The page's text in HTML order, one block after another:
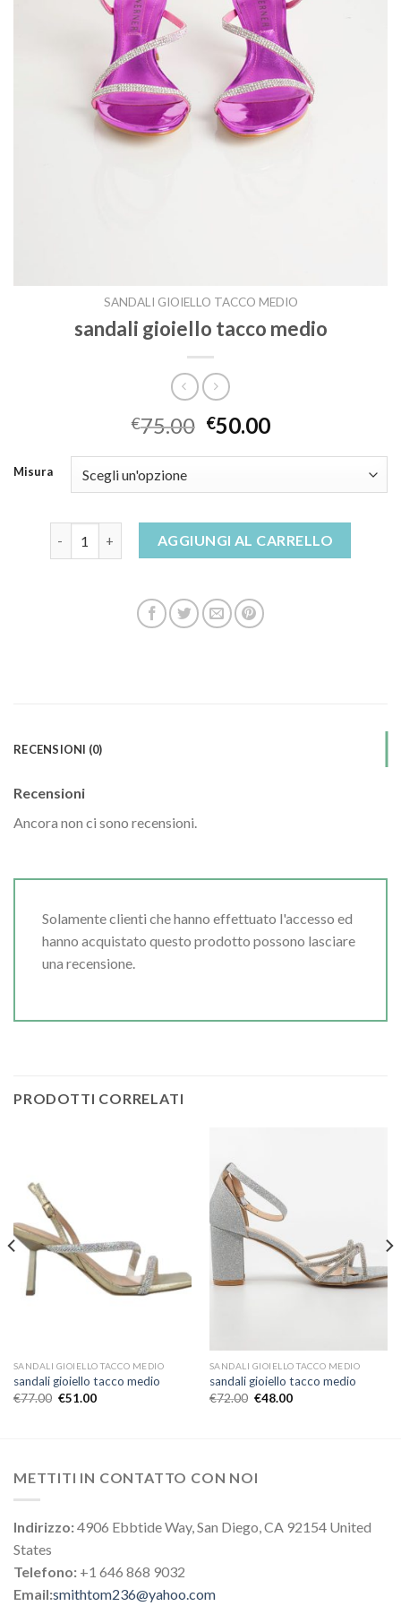
SANDALI GIOIELLO TACCO MEDIO
sandali gioiello tacco medio
€75.00 €50.00
Misura
sandali gioiello tacco medio quantità
AGGIUNGI AL CARRELLO
RECENSIONI (0)
Recensioni
Ancora non ci sono recensioni.
Solamente clienti che hanno effettuato l'accesso ed
hanno acquistato questo prodotto possono lasciare
una recensione.
PRODOTTI CORRELATI
SANDALI GIOIELLO TACCO MEDIO
sandali gioiello tacco medio
€77.00 €51.00
SANDALI GIOIELLO TACCO MEDIO
sandali gioiello tacco medio
€72.00 €48.00
METTITI IN CONTATTO CON NOI
Indirizzo:4906 Ebbtide Way, San Diego, CA 92154 United
States
Telefono: +1 646 868 9032
Email:smithtom236@yahoo.com